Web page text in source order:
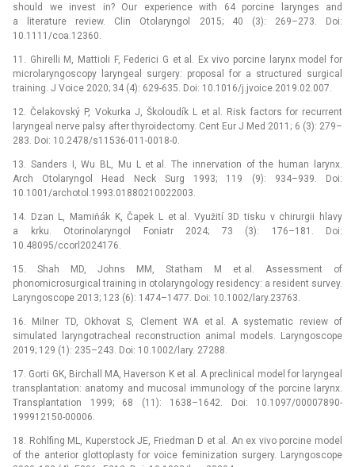
should we invest in? Our experience with 64 porcine larynges and
a literature review. Clin Otolaryngol 2015; 40 (3): 269–273. Doi:
10.1111/coa.12360.
11. Ghirelli M, Mattioli F, Federici G et al. Ex vivo porcine larynx model for
microlaryngoscopy laryngeal surgery: proposal for a structured surgical
training. J Voice 2020; 34 (4): 629-635. Doi: 10.1016/j.jvoice.2019.02.007.
12. Čelakovský P, Vokurka J, Školoudík L et al. Risk factors for recurrent
laryngeal nerve palsy after thyroidectomy. Cent Eur J Med 2011; 6 (3): 279–
283. Doi: 10.2478/s11536-011-0018-0.
13. Sanders I, Wu BL, Mu L et al. The innervation of the human larynx.
Arch Otolaryngol Head Neck Surg 1993; 119 (9): 934–939. Doi:
10.1001/archotol.1993.01880210022003.
14. Dzan L, Mamiňák K, Čapek L et al. Využití 3D tisku v chirurgii hlavy
a krku. Otorinolaryngol Foniatr 2024; 73 (3): 176–181. Doi:
10.48095/ccorl2024176.
15. Shah MD, Johns MM, Statham M et al. Assessment of
phonomicrosurgical training in otolaryngology residency: a resident survey.
Laryngoscope 2013; 123 (6): 1474–1477. Doi: 10.1002/lary.23763.
16. Milner TD, Okhovat S, Clement WA et al. A systematic review of
simulated laryngotracheal reconstruction animal models. Laryngoscope
2019; 129 (1): 235–243. Doi: 10.1002/lary. 27288.
17. Gorti GK, Birchall MA, Haverson K et al. A preclinical model for laryngeal
transplantation: anatomy and mucosal immunology of the porcine larynx.
Transplantation 1999; 68 (11): 1638–1642. Doi: 10.1097/00007890-
199912150-00006.
18. Rohlfing ML, Kuperstock JE, Friedman D et al. An ex vivo porcine model
of the anterior glottoplasty for voice feminization surgery. Laryngoscope